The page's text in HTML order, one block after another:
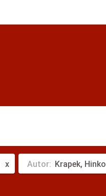
Autor: Krapek, Hinko